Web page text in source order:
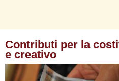
Contributi per la
e creativo